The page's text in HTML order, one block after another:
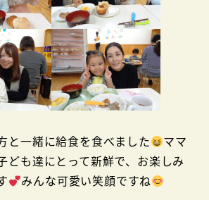
と一緒に給食を食べました
ママ
ども達にとって新鮮で、お楽しみ
みんな可愛い笑顔ですね